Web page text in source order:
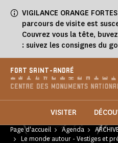
VIGILANCE ORANGE
parcours de visite est
Couvrez vous la tête,
: suivez les consignes du
FORT SAINT-ANDRÉ
VISITER
Page d'accueil Agenda
Le monde autour - Vestiges et